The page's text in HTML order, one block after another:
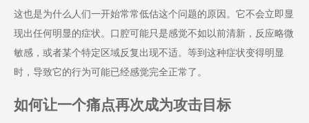
这也是为什么人们一开始常常低估这个问题的原因。它不会立即显
现出任何明显的症状。口腔可能只是感觉不如以前清新，反应略微
敏感，或者某个特定区域反复出现不适。等到这种症状变得明显
时，导致它的行为可能已经感觉完全正常了。
如何让一个痛点再次成为攻击目标